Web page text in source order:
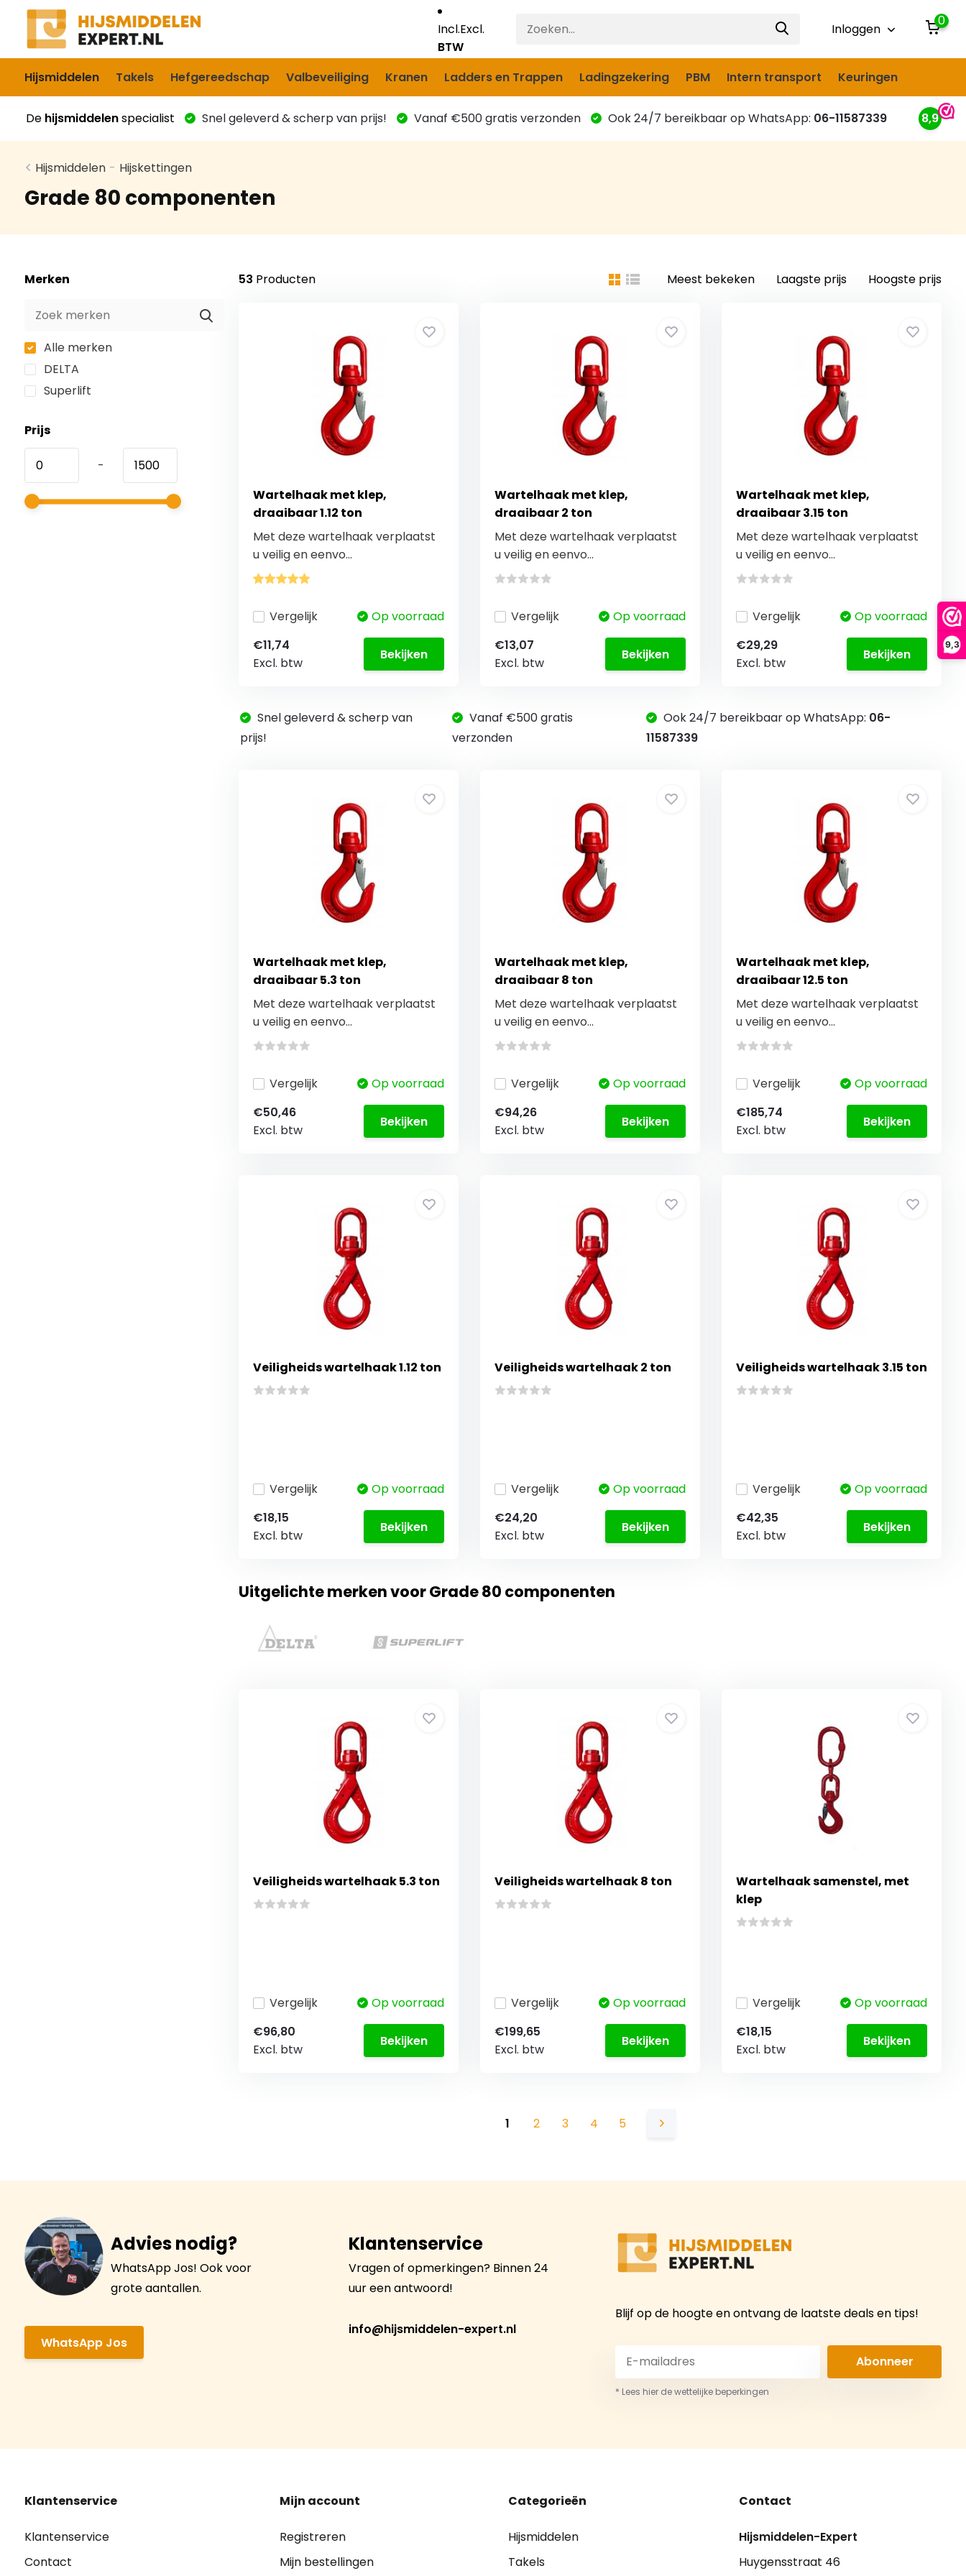
9,3
Incl.Excl.
BTW
Inloggen
0
Hijsmiddelen Takels Hefgereedschap Valbeveiliging Kranen Ladders en Trappen Ladingzekering PBM Intern transport Keuringen
De hijsmiddelenspecialist Snel geleverd & scherp van prijs! Vanaf €500 gratis verzonden Ook 24/7 bereikbaar op WhatsApp: 06-11587339 8,9
Hijsmiddelen - Hijskettingen
Grade 80 componenten
Merken
Alle merken
DELTA
Superlift
Prijs
-
53 Producten Meest bekeken Laagste prijs Hoogste prijs
Wartelhaak met klep,
draaibaar 1.12 ton
Met deze wartelhaak verplaatst
u veilig en eenvo...
Vergelijk
Op voorraad
€11,74
Excl. btw
Bekijken
Wartelhaak met klep,
draaibaar 2 ton
Met deze wartelhaak verplaatst
u veilig en eenvo...
Vergelijk
Op voorraad
€13,07
Excl. btw
Bekijken
Wartelhaak met klep,
draaibaar 3.15 ton
Met deze wartelhaak verplaatst
u veilig en eenvo...
Vergelijk
Op voorraad
€29,29
Excl. btw
Bekijken
Snel geleverd & scherp van
prijs!
Vanaf €500 gratis
verzonden
Ook 24/7 bereikbaar op WhatsApp: 06-
11587339
Wartelhaak met klep,
draaibaar 5.3 ton
Met deze wartelhaak verplaatst
u veilig en eenvo...
Vergelijk
Op voorraad
€50,46
Excl. btw
Bekijken
Wartelhaak met klep,
draaibaar 8 ton
Met deze wartelhaak verplaatst
u veilig en eenvo...
Vergelijk
Op voorraad
€94,26
Excl. btw
Bekijken
Wartelhaak met klep,
draaibaar 12.5 ton
Met deze wartelhaak verplaatst
u veilig en eenvo...
Vergelijk
Op voorraad
€185,74
Excl. btw
Bekijken
Veiligheids wartelhaak 1.12 ton
Vergelijk
Op voorraad
€18,15
Excl. btw
Bekijken
Veiligheids wartelhaak 2 ton
Vergelijk
Op voorraad
€24,20
Excl. btw
Bekijken
Veiligheids wartelhaak 3.15 ton
Vergelijk
Op voorraad
€42,35
Excl. btw
Bekijken
Uitgelichte merken voor Grade 80 componenten
Veiligheids wartelhaak 5.3 ton
Vergelijk
Op voorraad
€96,80
Excl. btw
Bekijken
Veiligheids wartelhaak 8 ton
Vergelijk
Op voorraad
€199,65
Excl. btw
Bekijken
Wartelhaak samenstel, met
klep
Vergelijk
Op voorraad
€18,15
Excl. btw
Bekijken
1 2 3 4 5
Advies nodig?
WhatsApp Jos! Ook voor
grote aantallen.
WhatsApp Jos
Klantenservice
Vragen of opmerkingen? Binnen 24
uur een antwoord!
info@hijsmiddelen-expert.nl
Blijf op de hoogte en ontvang de laatste deals en tips!
Abonneer
* Lees hier de wettelijke beperkingen
Klantenservice
Klantenservice
Contact
Mijn account
Registreren
Mijn bestellingen
Categorieën
Hijsmiddelen
Takels
Contact
Hijsmiddelen-Expert
Huygensstraat 46